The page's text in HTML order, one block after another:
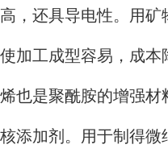
高，还具导电性。用矿
使加工成型容易，成本
烯也是聚酰胺的增强
核添加剂。用于制得